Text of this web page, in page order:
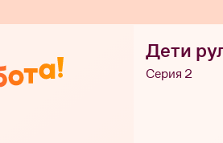
Дети
Серия 2